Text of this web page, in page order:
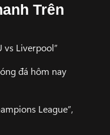
Trên
vs Liverpool”
đá hôm nay
League”,